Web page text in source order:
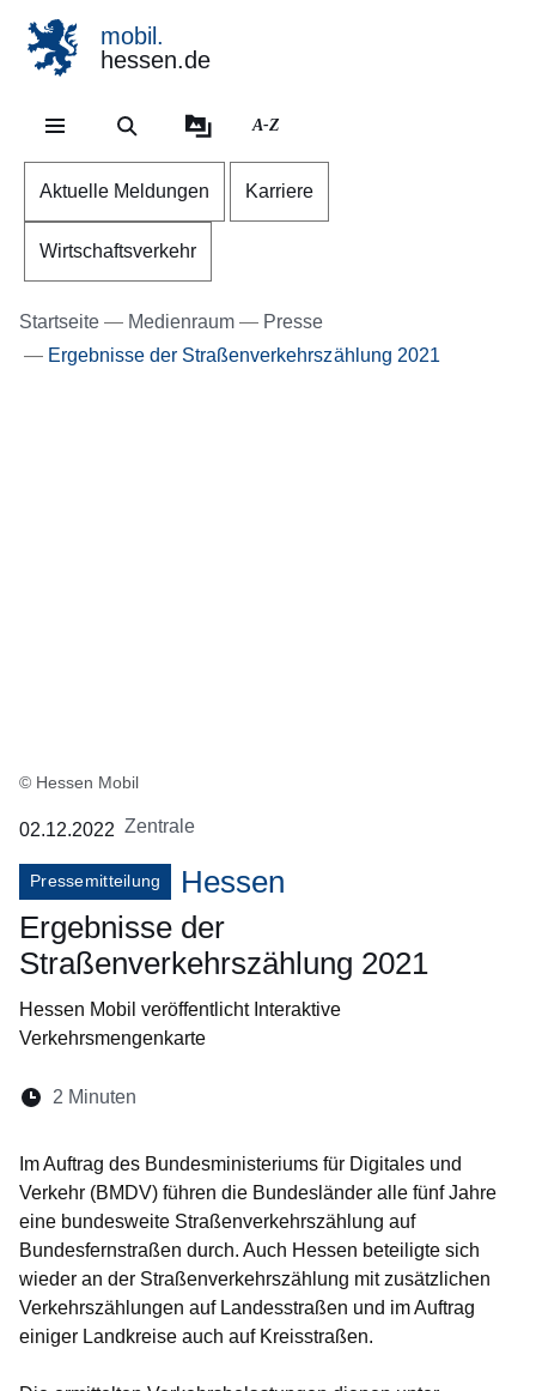
mobil.
hessen.de
A-Z
Aktuelle Meldungen Karriere
Wirtschaftsverkehr
Startseite Medienraum
Presse
Ergebnisse der Straßenverkehrszählung 2021
© Hessen Mobil
02.12.2022 Zentrale
Pressemitteilung
Hessen
Ergebnisse der
Straßenverkehrszählung 2021
Hessen Mobil veröffentlicht Interaktive
Verkehrsmengenkarte
Lesedauer:
2 Minuten
Im Auftrag des Bundesministeriums für Digitales und
Verkehr (BMDV) führen die Bundesländer alle fünf Jahre
eine bundesweite Straßenverkehrszählung auf
Bundesfernstraßen durch. Auch Hessen beteiligte sich
wieder an der Straßenverkehrszählung mit zusätzlichen
Verkehrszählungen auf Landesstraßen und im Auftrag
einiger Landkreise auch auf Kreisstraßen.